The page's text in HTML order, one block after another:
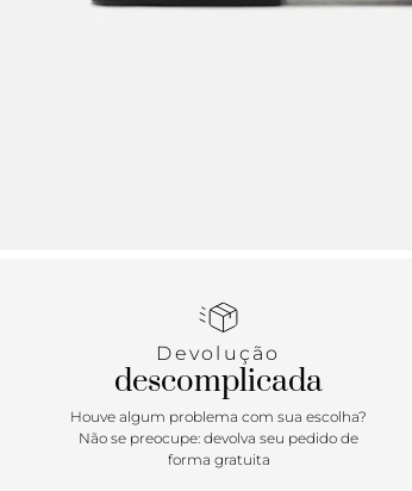
Devolução
descomplicada
Houve algum problema com sua escolha?
Não se preocupe: devolva seu pedido de
forma gratuita